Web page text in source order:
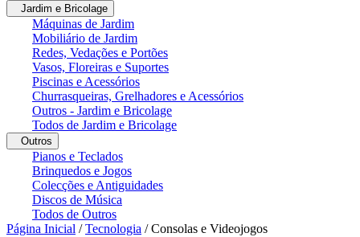
Jardim e Bricolage
Máquinas de Jardim
Mobiliário de Jardim
Redes, Vedações e Portões
Vasos, Floreiras e Suportes
Piscinas e Acessórios
Churrasqueiras, Grelhadores e Acessórios
Outros - Jardim e Bricolage
Todos de Jardim e Bricolage
Outros
Pianos e Teclados
Brinquedos e Jogos
Colecções e Antiguidades
Discos de Música
Todos de Outros
Página Inicial /Tecnologia /Consolas e Videojogos